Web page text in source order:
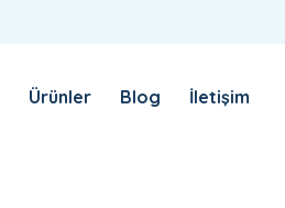
Ürünler Blog İletişim